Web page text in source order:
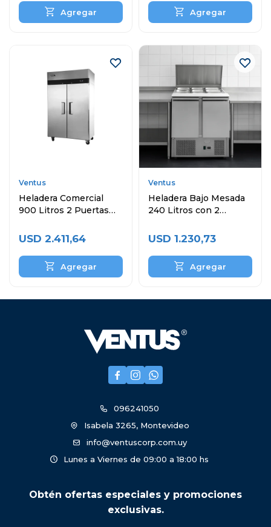
Ventus
Heladera Comercial
900 Litros 2 Puertas
USD 2.411,64
Ventus
Heladera Bajo Mesada
240 Litros con 2
Cubas
USD 1.230,73
  
096241050
Isabela 3265, Montevideo
info@ventuscorp.com.uy
Lunes a Viernes de 09:00 a 18:00 hs
Obtén ofertas especiales y promociones
exclusivas.